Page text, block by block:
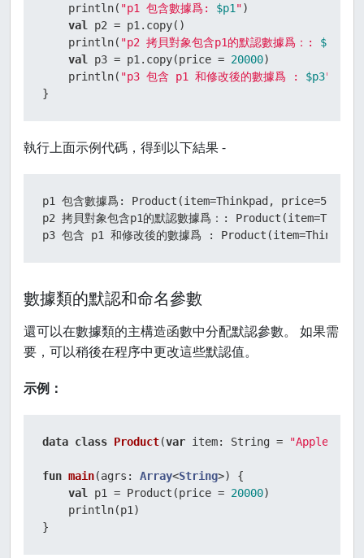
    println(
"p1 包含數據爲: $p1 ")
val
p2 = p1.copy()
    println(
"p2 拷貝對象包含p1的默認數據爲：: $p2
val
p3 = p1.copy(price = 20000)
    println(
"p3 包含 p1 和修改後的數據爲 : $p3"
}
執行上面示例代碼，得到以下結果 -
p1 包含數據爲: Product(item=Thinkpad, price=5000)
p2 拷貝對象包含p1的默認數據爲：:
p3 包含 p1 和修改後的數據爲 :
數據類的默認和命名參數
還可以在數據類的主構造函數中分配默認參數。 如果需
要，可以稍後在程序中更改這些默認值。
示例：
data class Product(var item: String = "Apple Mac"
fun main(agrs: Array<String>)
{
val
p1 = Product(price = 20000)
    println(p1)
}